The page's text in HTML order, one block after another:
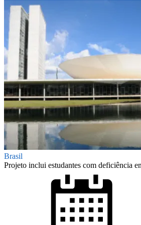
Brasil
Projeto inclui estudantes com deficiência